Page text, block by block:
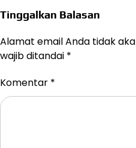
Tinggalkan Balasan
Alamat email Anda tidak
wajib ditandai *
Komentar *